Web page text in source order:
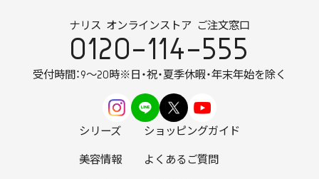
ナリス オンラインストア ご注文窓口
0120-114-555
受付時間：9～20時※日・祝・夏季休暇・年末年始を除く
シリーズ ショッピングガイド
美容情報 よくあるご質問